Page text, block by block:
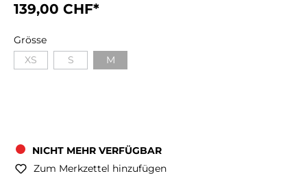
139,00 CHF*
Grösse
XS
S M
NICHT MEHR VERFÜGBAR
Zum Merkzettel hinzufügen